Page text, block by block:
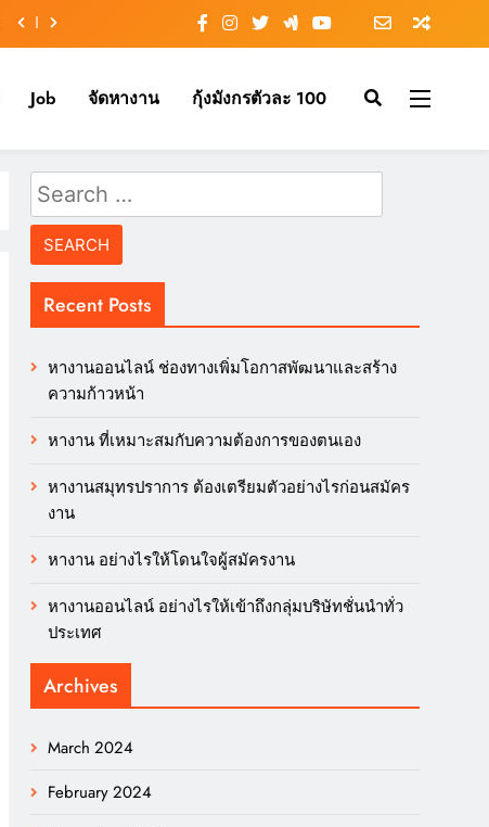
Job จัดหางาน กุ้งมังกรตัวละ 100
Search
for:
Recent Posts
หางานออนไลน์ ช่องทางเพิ่มโอกาสพัฒนาและสร้าง
ความก้าวหน้า
หางาน ที่เหมาะสมกับความต้องการของตนเอง
หางานสมุทรปราการ ต้องเตรียมตัวอย่างไรก่อนสมัคร
งาน
หางาน อย่างไรให้โดนใจผู้สมัครงาน
หางานออนไลน์ อย่างไรให้เข้าถึงกลุ่มบริษัทชั่นนำทั่ว
ประเทศ
Archives
March 2024
February 2024